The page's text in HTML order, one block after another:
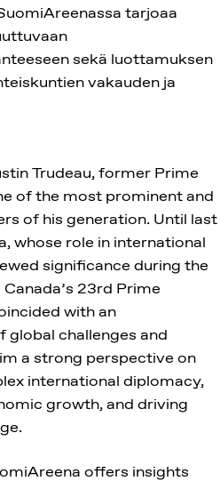
tarjoaa
sekä luottamuksen
vakauden ja
Trudeau, former Prime
of the most prominent and
of his generation. Until last
whose role in international
significance during the
23rd Prime
with an
global challenges and
a strong perspective on
international diplomacy,
growth, and driving
offers insights